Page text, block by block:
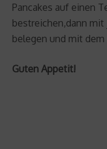
Pancakes auf einen
bestreichen,dann mit
belegen und mit dem
Guten Appetit!